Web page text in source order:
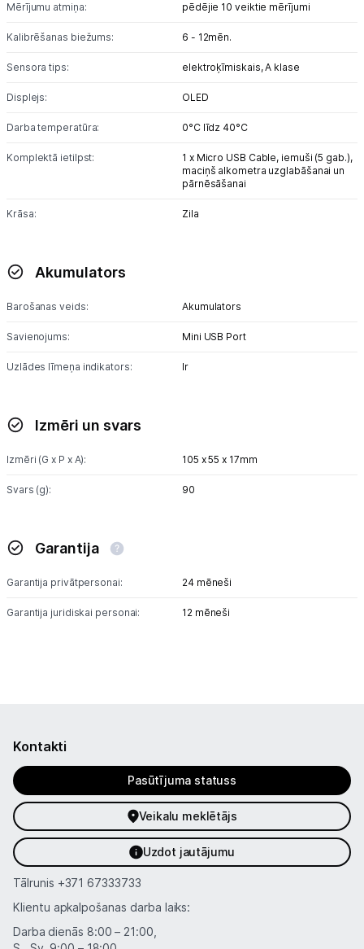
Mērījumu atmiņa: pēdējie 10 veiktie mērījumi
Kalibrēšanas biežums: 6 - 12mēn.
Sensora tips: elektroķīmiskais, A klase
Displejs: OLED
Darba temperatūra: 0°C līdz 40°C
Komplektā ietilpst: 1 x Micro USB Cable, iemuši (5 gab.),
maciņš alkometra uzglabāšanai un
pārnēsāšanai
Krāsa: Zila
Akumulators
Barošanas veids: Akumulators
Savienojums: Mini USB Port
Uzlādes līmeņa indikators: Ir
Izmēri un svars
Izmēri (G x P x A): 105 x 55 x 17mm
Svars (g): 90
Garantija
Garantija privātpersonai: 24 mēneši
Garantija juridiskai personai: 12 mēneši
Kontakti
Pasūtījuma statuss
Veikalu meklētājs
Uzdot jautājumu
Tālrunis +371 67333733
Klientu apkalpošanas darba laiks:
Darba dienās 8:00 – 21:00,